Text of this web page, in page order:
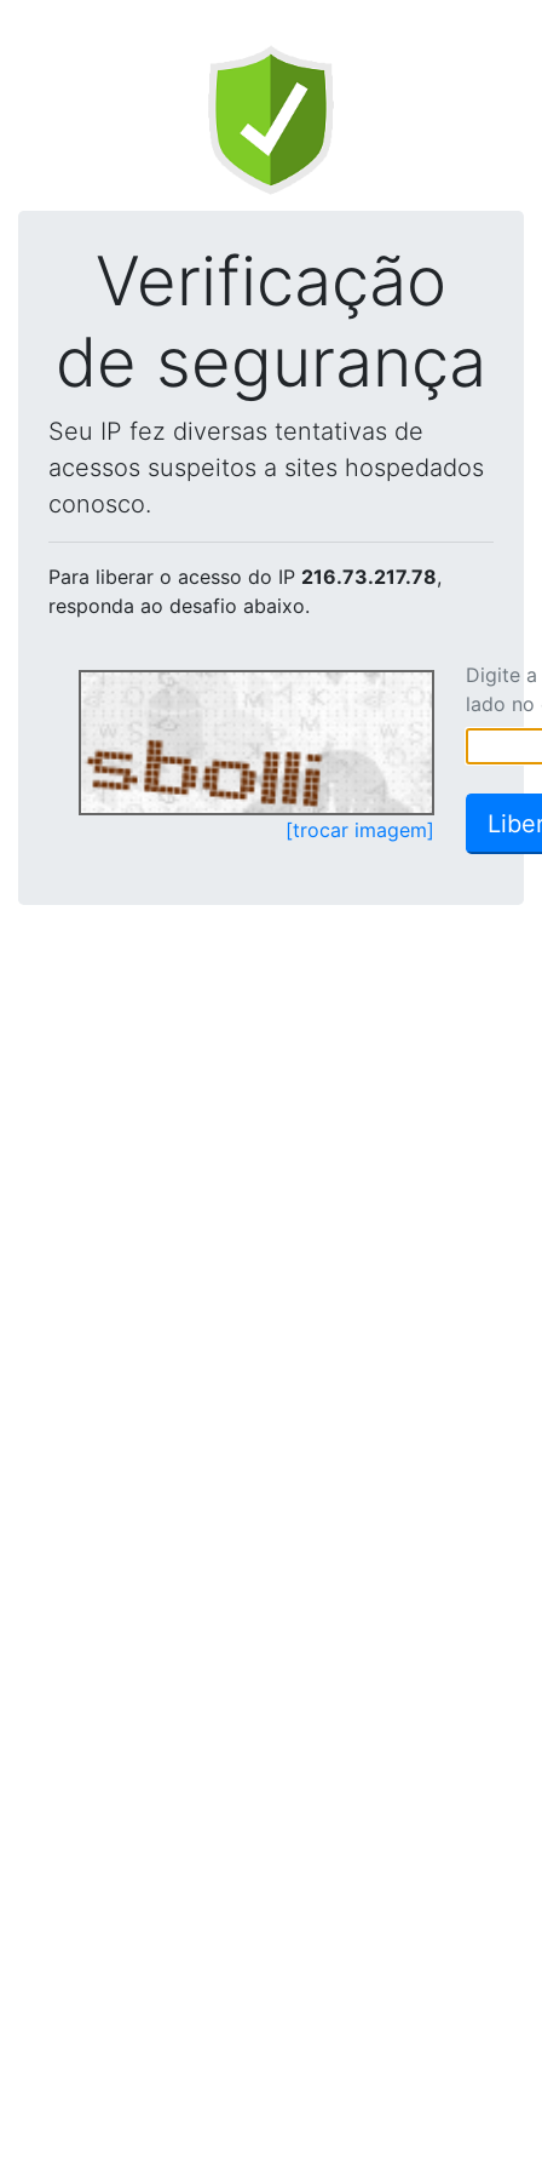
Verificação
de segurança
Seu IP fez diversas tentativas de
acessos suspeitos a sites hospedados
conosco.
Para liberar o acesso do IP 216.73.217.78,
responda ao desafio abaixo.
[trocar imagem]
Digite
lado no